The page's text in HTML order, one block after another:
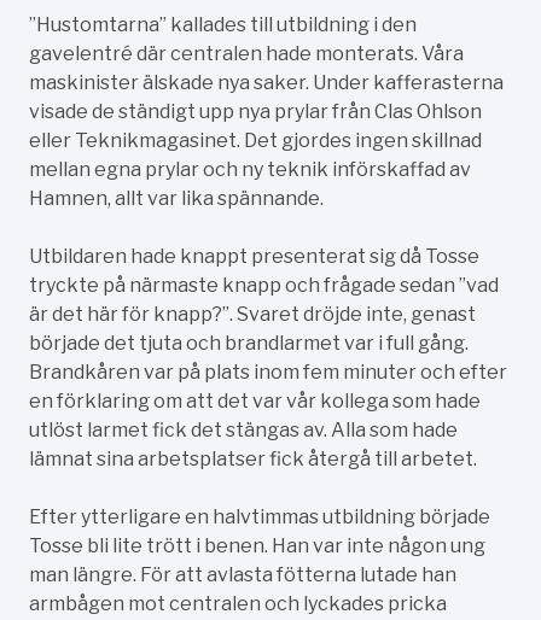
”Hustomtarna” kallades till utbildning i den
gavelentré där centralen hade monterats. Våra
maskinister älskade nya saker. Under kafferasterna
visade de ständigt upp nya prylar från Clas Ohlson
eller Teknikmagasinet. Det gjordes ingen skillnad
mellan egna prylar och ny teknik införskaffad av
Hamnen, allt var lika spännande.
Utbildaren hade knappt presenterat sig då Tosse
tryckte på närmaste knapp och frågade sedan ”vad
är det här för knapp?”. Svaret dröjde inte, genast
började det tjuta och brandlarmet var i full gång.
Brandkåren var på plats inom fem minuter och efter
en förklaring om att det var vår kollega som hade
utlöst larmet fick det stängas av. Alla som hade
lämnat sina arbetsplatser fick återgå till arbetet.
Efter ytterligare en halvtimmas utbildning började
Tosse bli lite trött i benen. Han var inte någon ung
man längre. För att avlasta fötterna lutade han
armbågen mot centralen och lyckades pricka